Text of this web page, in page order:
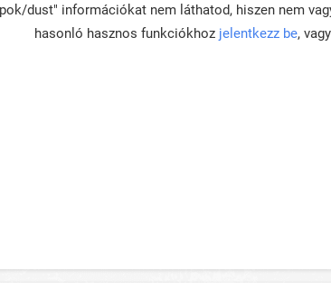
dust" információkat nem láthatod, hiszen nem
hasonló hasznos funkciókhoz jelentkezz be, vagy